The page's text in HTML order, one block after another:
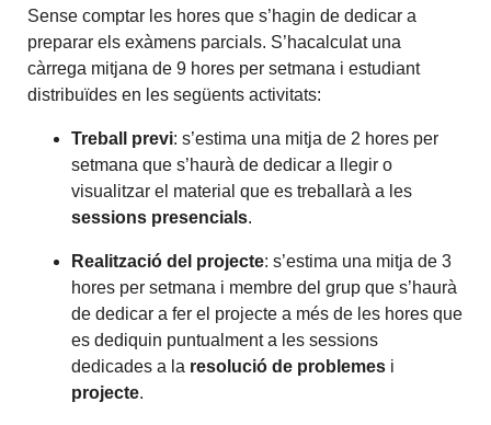
Sense comptar les hores que s’hagin de dedicar a
preparar els exàmens parcials. S’hacalculat una
càrrega mitjana de 9 hores per setmana i estudiant
distribuïdes en les següents activitats:
Treball previ: s’estima una mitja de 2 hores per
setmana que s’haurà de dedicar a llegir o
visualitzar el material que es treballarà a les
sessions presencials.
Realització del projecte: s’estima una mitja de 3
hores per setmana i membre del grup que s’haurà
de dedicar a fer el projecte a més de les hores que
es dediquin puntualment a les sessions
dedicades a la resolució de problemes i
projecte.